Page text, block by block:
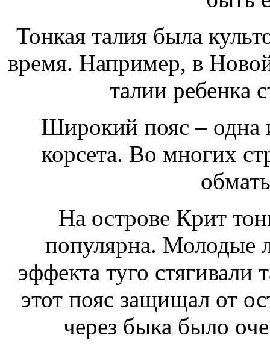
Тонкая талия была
время. Например, в
талии ребенка
Широкий пояс – одна
корсета. Во многих
На острове Крит
популярна. Молодые
эффекта туго
этот пояс защищал от
через быка было